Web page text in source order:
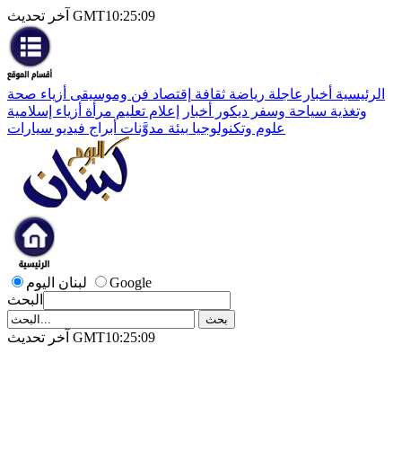
آخر تحديث GMT10:25:09
الرئيسية أخبارعاجلة رياضة ثقافة إقتصاد فن وموسيقى أزياء صحة
وتغذية سياحة وسفر ديكور أخبار إعلام تعليم مرأة أزياء إسلامية
علوم وتكنولوجيا بيئة مدوَّنات أبراج فيديو سيارات
لبنان اليوم
Google
البحث
آخر تحديث GMT10:25:09